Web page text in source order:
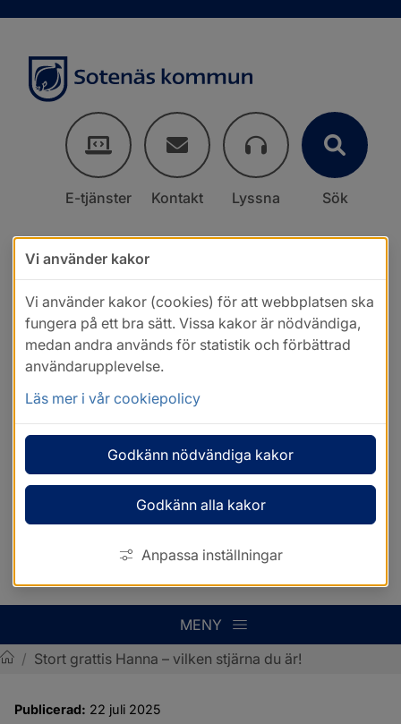
E-tjänster Kontakt Lyssna Sök
MENY
/ Stort grattis Hanna – vilken stjärna du är!
Publicerad: 22 juli 2025
Vi använder kakor
Vi använder kakor (cookies) för att webbplatsen ska
fungera på ett bra sätt. Vissa kakor är nödvändiga,
medan andra används för statistik och förbättrad
användarupplevelse.
Läs mer i vår cookiepolicy
Godkänn nödvändiga kakor
Godkänn alla kakor
Anpassa inställningar